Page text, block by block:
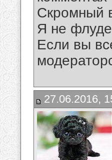
Скромный
Я не
Если вы
27.06.2016,